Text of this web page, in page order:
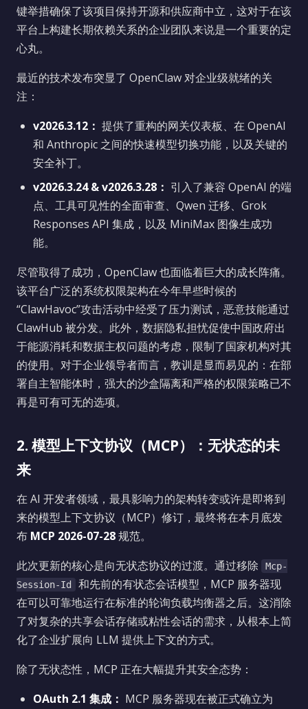
键举措确保了该项目保持开源和供应商中立，这对于在该
平台上构建长期依赖关系的企业团队来说是一个重要的定
心丸。
最近的技术发布突显了 OpenClaw 对企业级就绪的关
注：
v2026.3.12： 提供了重构的网关仪表板、在 OpenAI
和 Anthropic 之间的快速模型切换功能，以及关键的
安全补丁。
v2026.3.24 & v2026.3.28： 引入了兼容 OpenAI 的端
点、工具可见性的全面审查、Qwen 迁移、Grok
Responses API 集成，以及 MiniMax 图像生成功
能。
尽管取得了成功，OpenClaw 也面临着巨大的成长阵痛。
该平台广泛的系统权限架构在今年早些时候的
“ClawHavoc”攻击活动中经受了压力测试，恶意技能通过
ClawHub 被分发。此外，数据隐私担忧促使中国政府出
于能源消耗和数据主权问题的考虑，限制了国家机构对其
的使用。对于企业领导者而言，教训是显而易见的：在部
署自主智能体时，强大的沙盒隔离和严格的权限策略已不
再是可有可无的选项。
2. 模型上下文协议（MCP）：无状态的未
来
在 AI 开发者领域，最具影响力的架构转变或许是即将到
来的模型上下文协议（MCP）修订，最终将在本月底发
布 MCP 2026-07-28规范。
此次更新的核心是向无状态协议的过渡。通过移除
Mcp-
Session-Id
和先前的有状态会话模型，MCP 服务器现
在可以可靠地运行在标准的轮询负载均衡器之后。这消除
了对复杂的共享会话存储或粘性会话的需求，从根本上简
化了企业扩展向 LLM 提供上下文的方式。
除了无状态性，MCP 正在大幅提升其安全态势：
OAuth 2.1 集成： MCP 服务器现在被正式确立为